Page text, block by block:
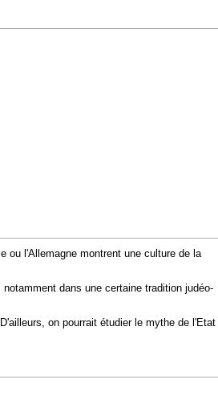
ou l'Allemagne montrent une culture de la
dans une certaine tradition judéo-
. D'ailleurs, on pourrait étudier le mythe de l'Etat